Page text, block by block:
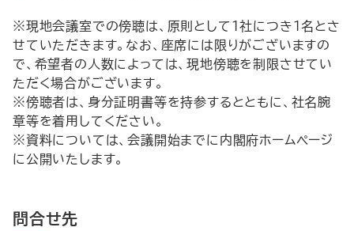
※現地会議室での傍聴は、原則として１社につき１名とさ
せていただきます。なお、座席には限りがございますの
で、希望者の人数によっては、現地傍聴を制限させてい
ただく場合がございます。
※傍聴者は、身分証明書等を持参するとともに、社名腕
章等を着用してください。
※資料については、会議開始までに内閣府ホームページ
に公開いたします。
問合せ先